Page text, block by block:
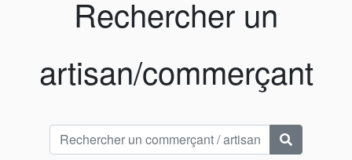
Rechercher un
artisan/commerçant